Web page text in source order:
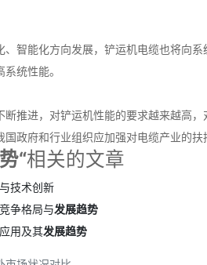
、智能化方向发展，铲运机电缆也将向
统性能。
断推进，对铲运机性能的要求越来越高
政府和行业组织应加强对电缆产业的
“相关的文章
与技术创新
争格局与发展趋势
用及其发展趋势